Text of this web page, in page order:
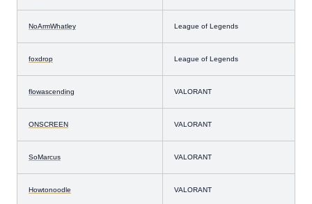
NoArmWhatley League of Legends
foxdrop League of Legends
flowascending VALORANT
ONSCREEN VALORANT
SoMarcus VALORANT
Howtonoodle VALORANT